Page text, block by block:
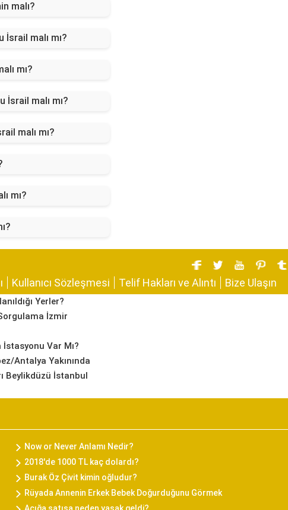
malı?
İsrail malı mı?
mı?
İsrail malı mı?
malı mı?
mı?
Kullanıcı Sözleşmesi Telif Hakları ve Alıntı Bize Ulaşın
Yerler?
İzmir
İstasyonu Var Mı?
Antalya Yakınında
Beylikdüzü İstanbul
Now or Never Anlamı Nedir?
2018'de 1000 TL kaç dolardı?
Burak Öz Çivit kimin oğludur?
Rüyada Annenin Erkek Bebek Doğurduğunu Görmek